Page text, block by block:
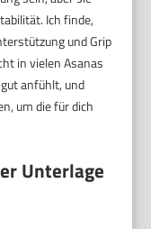
Ich finde,
und Grip
in vielen Asanas
anfühlt, und
um die für dich
Unterlage